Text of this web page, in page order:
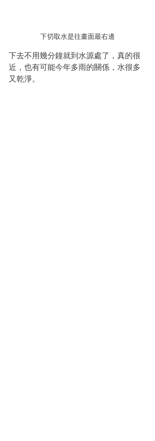
下切取水是往畫面最右邊
下去不用幾分鐘就到水源處了，真的很
近，也有可能今年多雨的關係，水很多
又乾淨。